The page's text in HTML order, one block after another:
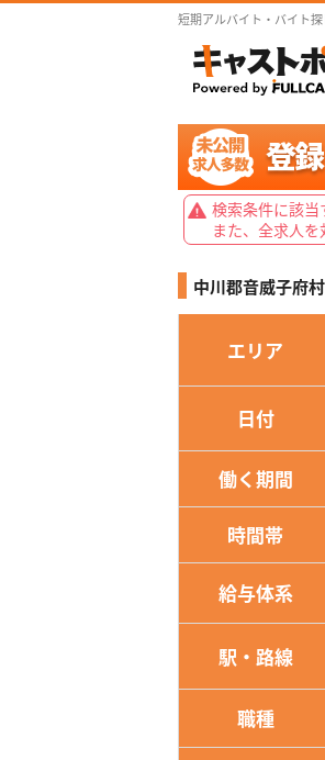
短期アルバイト・バイト
検索条件に該当
また、全求人
中川郡音威子府
エリア
日付
働く期間
時間帯
給与体系
駅・路線
職種